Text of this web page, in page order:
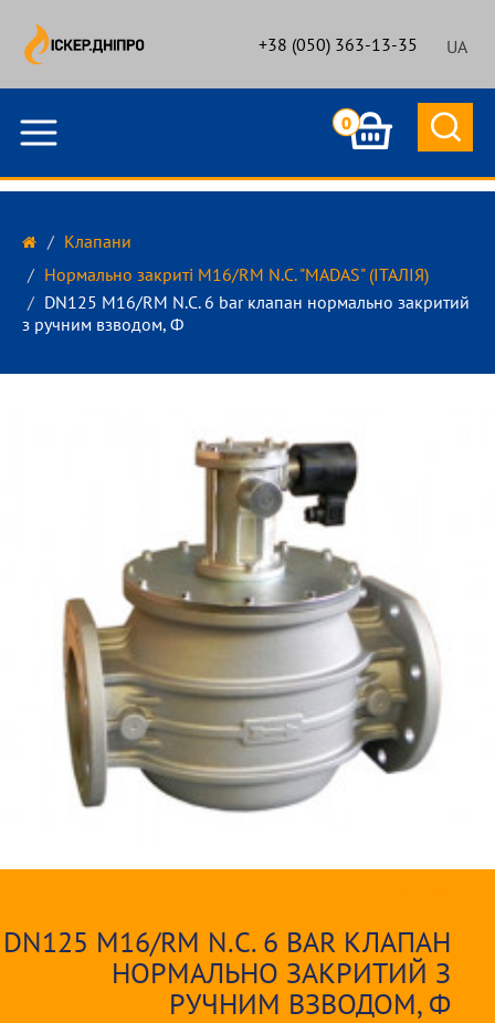
+38 (050) 363-13-35 UA
0
Клапани
Нормально закриті M16/RM N.C. "MADAS" (ІТАЛІЯ)
DN125 M16/RM N.С. 6 bar клапан нормально закритий
з ручним взводом, Ф
DN125 M16/RM N.С. 6 BAR КЛАПАН
НОРМАЛЬНО ЗАКРИТИЙ З
РУЧНИМ ВЗВОДОМ, Ф